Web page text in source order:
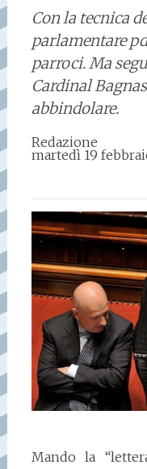
Con la tecnica
parlamentare
parroci. Ma
Cardinal
abbindolare.
Redazione
martedì 19
Mando la